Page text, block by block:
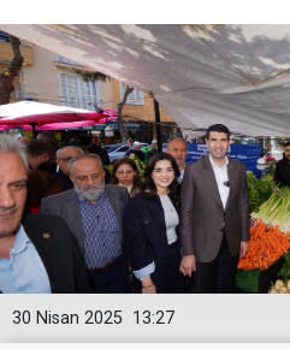
13:27
30 Nisan 2025